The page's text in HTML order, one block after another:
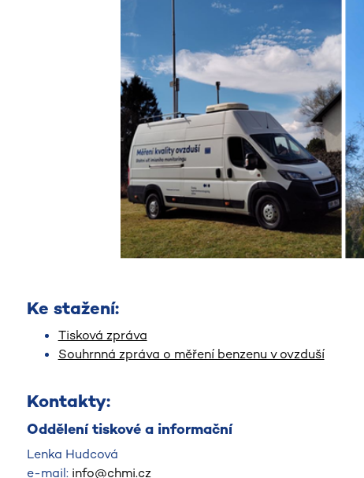
Ke stažení:
Tisková zpráva
Souhrnná zpráva o měření benzenu v ovzduší
Kontakty:
Oddělení tiskové a informační
Lenka Hudcová
e-mail: info@chmi.cz